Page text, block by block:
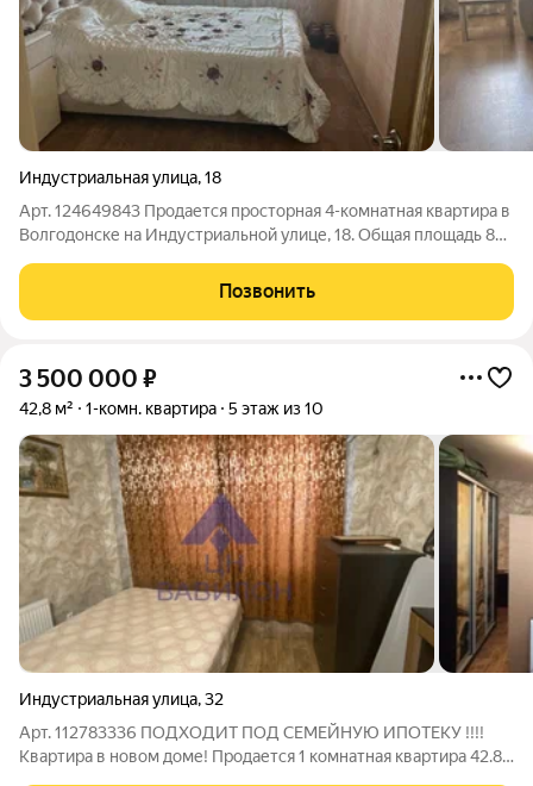
Индустриальная улица,18
Арт. 124649843 Продается просторная 4-комнатная квартира в
Волгодонске на Индустриальной улице, 18. Общая площадь 82
Кухня 10 кв. м идеально подойдет для семейных обедов. Окна
выходят как на
Позвонить
3 500 000 ₽
42,8 м² 1-комн. квартира 5 этаж из 10
Индустриальная улица,32
Арт. 112783336 ПОДХОДИТ ПОД СЕМЕЙНУЮ ИПОТЕКУ !!!!
Квартира в новом доме! Продается 1 комнатная квартира 42.8